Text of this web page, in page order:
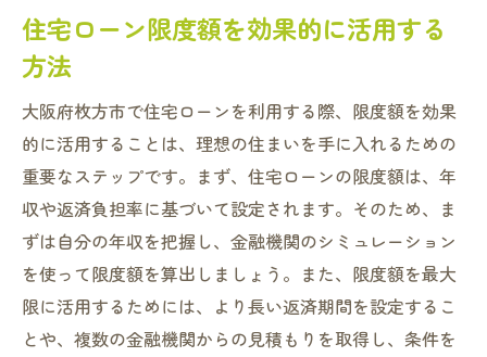
のコツ
未来を見据えた資金管理の方法
金融機関との相談で得られる資金計画
枚方市での長期的な資金計画の重要性
無理のない返済プランを作成する
枚方市特有の制度を活用して住宅ローンを有利
に管理
枚方市の住宅補助制度をチェック
住宅ローン限度額を効果的に活用する
方法
大阪府枚方市で住宅ローンを利用する際、限度額を効果
的に活用することは、理想の住まいを手に入れるための
重要なステップです。まず、住宅ローンの限度額は、年
収や返済負担率に基づいて設定されます。そのため、ま
ずは自分の年収を把握し、金融機関のシミュレーション
を使って限度額を算出しましょう。また、限度額を最大
限に活用するためには、より長い返済期間を設定するこ
とや、複数の金融機関からの見積もりを取得し、条件を